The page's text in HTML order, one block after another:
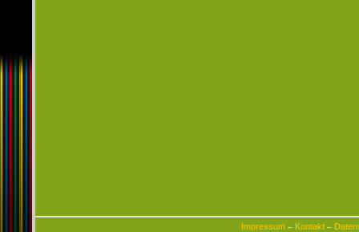
Impressum – Kontakt –